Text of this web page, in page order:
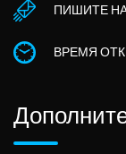
ПИШИТЕ
ВРЕМЯ